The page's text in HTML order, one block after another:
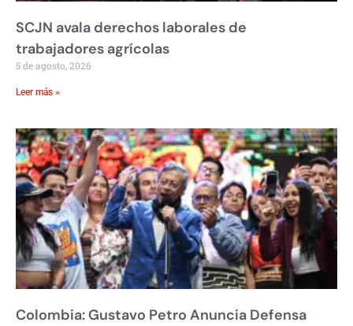
SCJN avala derechos laborales de
trabajadores agrícolas
5 de agosto, 2026
Leer más »
Colombia: Gustavo Petro Anuncia Defensa